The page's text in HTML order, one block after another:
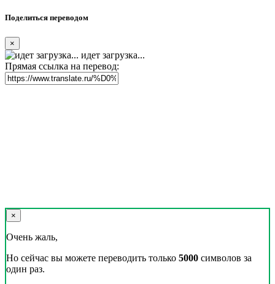
Поделиться переводом
×
идет загрузка...
Прямая ссылка на перевод:
×
Очень жаль,
Но сейчас вы можете переводить только 5000 символов за
один раз.